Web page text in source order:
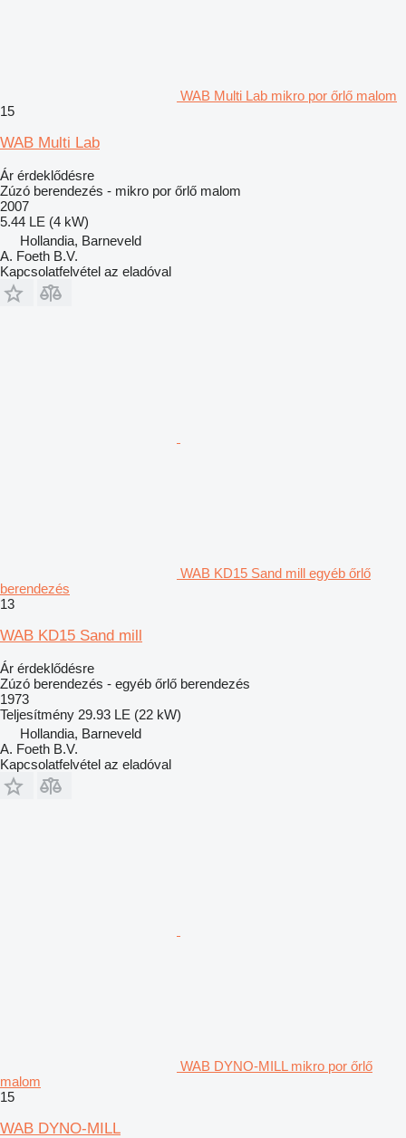
WAB Multi Lab mikro por őrlő malom
15
WAB Multi Lab
Ár érdeklődésre
Zúzó berendezés - mikro por őrlő malom
2007
5.44 LE (4 kW)
Hollandia, Barneveld
A. Foeth B.V.
Kapcsolatfelvétel az eladóval
WAB KD15 Sand mill egyéb őrlő
berendezés
13
WAB KD15 Sand mill
Ár érdeklődésre
Zúzó berendezés - egyéb őrlő berendezés
1973
Teljesítmény 29.93 LE (22 kW)
Hollandia, Barneveld
A. Foeth B.V.
Kapcsolatfelvétel az eladóval
WAB DYNO-MILL mikro por őrlő
malom
15
WAB DYNO-MILL